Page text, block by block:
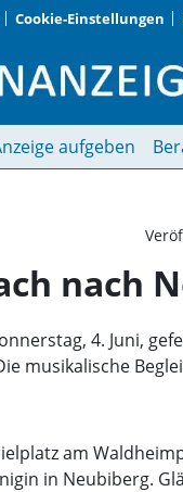
Cookie-Einstellungen
aufgeben
nach
4. Juni,
musikalische
am
in Neubiberg.